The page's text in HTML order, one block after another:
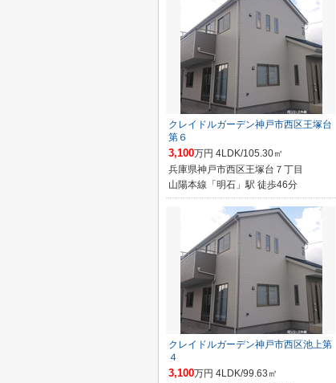
クレイドルガーデン神戸市西区王塚台
第６
3,100万円 4LDK/105.30㎡
兵庫県神戸市西区王塚台７丁目
山陽本線「明石」駅 徒歩46分
クレイドルガーデン神戸市西区池上第
４
3,100万円 4LDK/99.63㎡